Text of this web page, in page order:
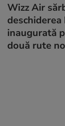
Wizz Air
inaugurată
două rute